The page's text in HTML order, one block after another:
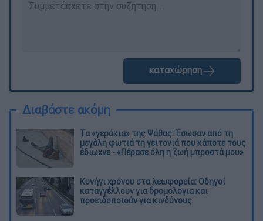
καταχώρηση
Διαβάστε ακόμη
Τα «γεράκια» της Ψάθας: Έσωσαν από τη
μεγάλη φωτιά τη γειτονιά που κάποτε τους
έδιωχνε - «Πέρασε όλη η ζωή μπροστά μου»
Κυνήγι χρόνου στα λεωφορεία: Οδηγοί
καταγγέλλουν για δρομολόγια και
προειδοποιούν για κινδύνους